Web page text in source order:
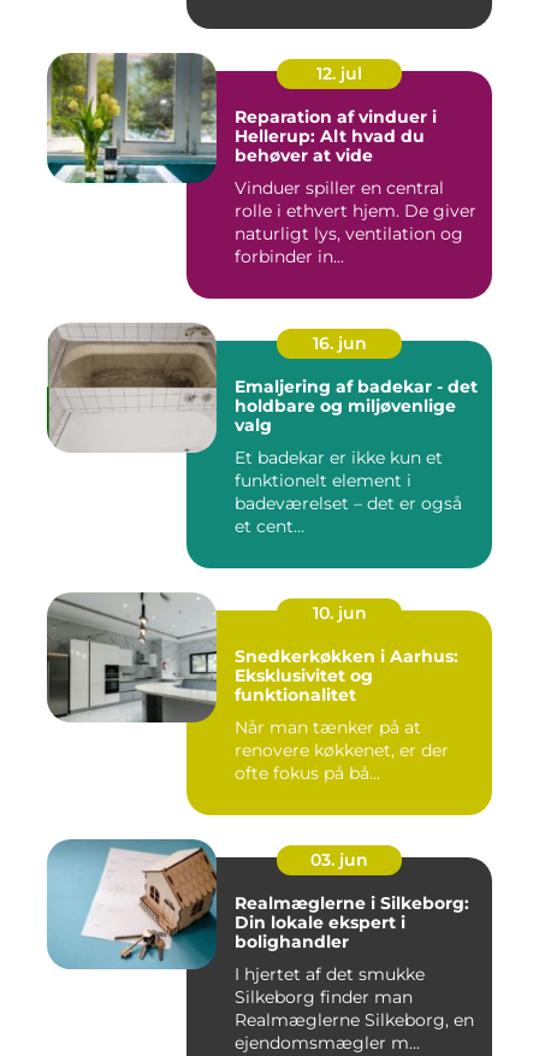
12. jul
Reparation af vinduer i
Hellerup: Alt hvad du
behøver at vide
Vinduer spiller en central
rolle i ethvert hjem. De giver
naturligt lys, ventilation og
forbinder in...
16. jun
Emaljering af badekar - det
holdbare og miljøvenlige
valg
Et badekar er ikke kun et
funktionelt element i
badeværelset – det er også
et cent...
10. jun
Snedkerkøkken i Aarhus:
Eksklusivitet og
funktionalitet
Når man tænker på at
renovere køkkenet, er der
ofte fokus på bå...
03. jun
Realmæglerne i Silkeborg:
Din lokale ekspert i
bolighandler
I hjertet af det smukke
Silkeborg finder man
Realmæglerne Silkeborg, en
ejendomsmægler m...